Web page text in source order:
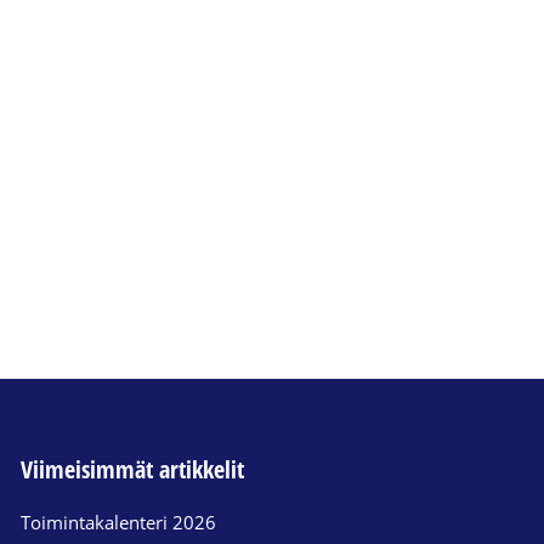
Viimeisimmät artikkelit
Toimintakalenteri 2026